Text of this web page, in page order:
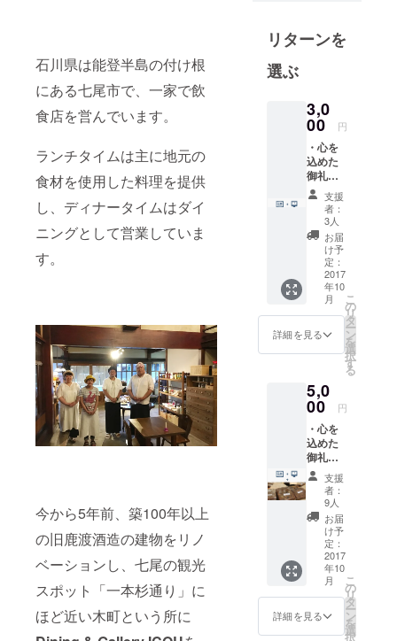
石川県は能登半島の付け根
にある七尾市で、一家で飲
食店を営んでいます。
ランチタイムは主に地元の
食材を使用した料理を提供
し、ディナータイムはダイ
ニングとして営業していま
す。
今から5年前、築100年以上
の旧鹿渡酒造の建物をリノ
ベーションし、七尾の観光
スポット「一本杉通り」に
ほど近い木町という所に
リターンを
選ぶ
3,0
00 円
・心を
込めた
御礼の
メッ
セージ
カード
をお送
りさせ
ていた
だきま
す。 ・
今回新
たに立
ち上げ
る予定
のHPに
者とし
てのク
レジッ
トを表
記させ
ていた
だきま
す。
（ご希
望者の
み）
支援
者：
3人
お届
け予
定：
2017
年10
月
詳細を見る
こ
の
リ
タ
ー
ン
を
選
択
す
る
5,0
00 円
・心を
込めた
御礼の
メッ
セージ
カード
をお送
りさせ
ていた
だきま
す。 ・
今回新
たに立
ち上げ
る予定
支援
者：
9人
お届
け予
定：
2017
年10
月
詳細を見る
こ
の
リ
タ
ー
ン
を
選
択